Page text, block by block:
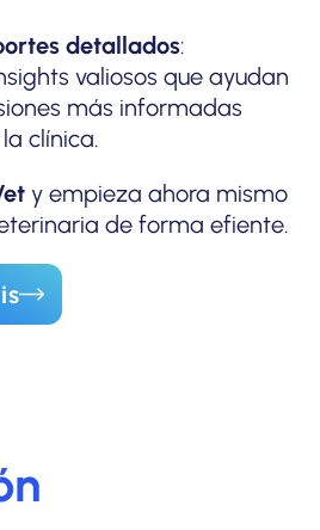
detallados:
valiosos que ayudan
más informadas
clínica.
y empieza ahora mismo
de forma efiente.